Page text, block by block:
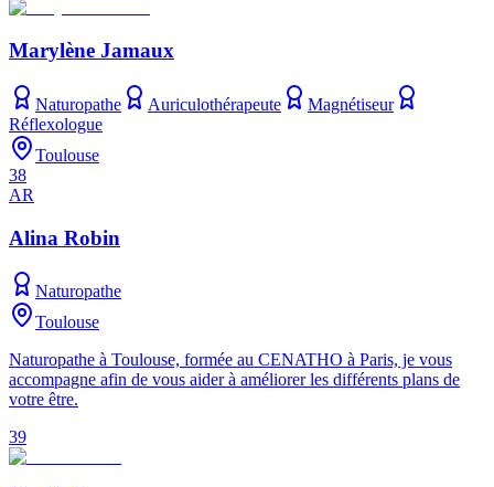
Marylène Jamaux
Naturopathe Auriculothérapeute
Magnétiseur
Réflexologue
Toulouse
38
AR
Alina Robin
Naturopathe
Toulouse
Naturopathe à Toulouse, formée au CENATHO à Paris, je vous
accompagne afin de vous aider à améliorer les différents plans de
votre être.
39